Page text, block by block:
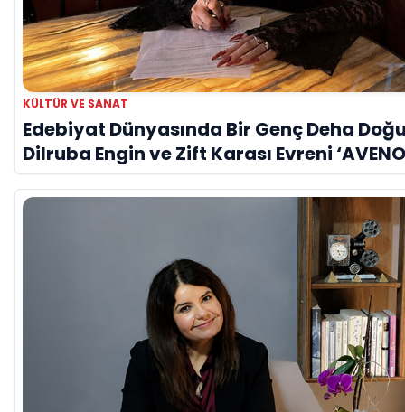
KÜLTÜR VE SANAT
Edebiyat Dünyasında Bir Genç Deha
Dilruba Engin ve Zift Karası Evreni